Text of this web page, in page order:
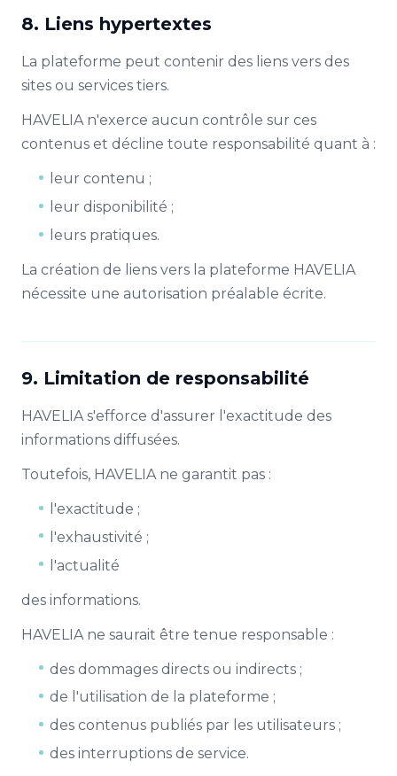
8. Liens hypertextes
La plateforme peut contenir des liens vers des
sites ou services tiers.
HAVELIA n'exerce aucun contrôle sur ces
contenus et décline toute responsabilité quant à :
leur contenu ;
leur disponibilité ;
leurs pratiques.
La création de liens vers la plateforme HAVELIA
nécessite une autorisation préalable écrite.
9. Limitation de responsabilité
HAVELIA s'efforce d'assurer l'exactitude des
informations diffusées.
Toutefois, HAVELIA ne garantit pas :
l'exactitude ;
l'exhaustivité ;
l'actualité
des informations.
HAVELIA ne saurait être tenue responsable :
des dommages directs ou indirects ;
de l'utilisation de la plateforme ;
des contenus publiés par les utilisateurs ;
des interruptions de service.